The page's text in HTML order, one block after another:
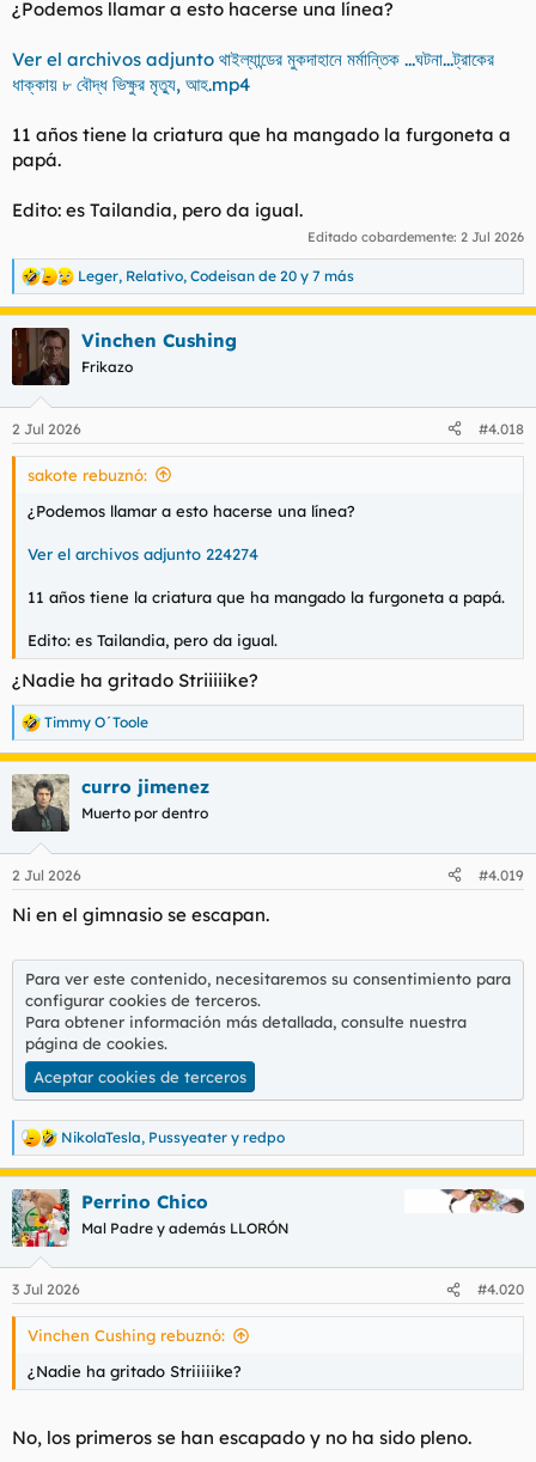
:
¿Podemos llamar a esto hacerse una línea?
Ver el archivos adjunto থাইল্যান্ডের মুকদাহানে মর্মান্তিক ...ঘটনা...ট্রাকের
ধাক্কায় ৮ বৌদ্ধ ভিক্ষুর মৃত্যু, আহ.mp4
11 años tiene la criatura que ha mangado la furgoneta a
papá.
Edito: es Tailandia, pero da igual.
Editado cobardemente: 2 Jul 2026
R
e
c
c
i
e
s
Leger, Relativo, Codeisan de 20 y 7 más
Vinchen Cushing
Frikazo
2 Jul 2026 #4.018
sakote rebuznó:
¿Podemos llamar a esto hacerse una línea?
Ver el archivos adjunto 224274
11 años tiene la criatura que ha mangado la furgoneta a papá.
Edito: es Tailandia, pero da igual.
¿Nadie ha gritado Striiiiike?
R
e
c
c
e
:
Timmy O´Toole
curro jimenez
Muerto por dentro
2 Jul 2026 #4.019
Ni en el gimnasio se escapan.
Para ver este contenido, necesitaremos su consentimiento para
configurar cookies de terceros.
Para obtener información más detallada, consulte nuestra
página de cookies.
Aceptar cookies de terceros
R
e
a
c
c
i
e
s
NikolaTesla, Pussyeater y redpo
Perrino Chico
Mal Padre y además LLORÓN
3 Jul 2026 #4.020
Vinchen Cushing rebuznó:
¿Nadie ha gritado Striiiiike?
No, los primeros se han escapado y no ha sido pleno.